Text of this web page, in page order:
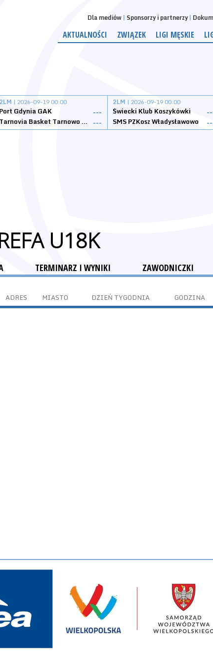
Dla mediów Sponsorzy i partnerzy
AKTUALNOŚCI ZWIĄZEK LIGI MĘSKIE
2LM | 2026-09-19 00:00
Port Gdynia GAK
---
Tarnovia Basket Tarnowo Podgórne ---
2LM | 2026-09-19 00:00
Świecki Klub Koszykówki
SMS PZKosz Władysławowo
U18K
TERMINARZ I WYNIKI ZAWODNICZKI
ADRES MIASTO DZIEŃ TYGODNIA GODZINA